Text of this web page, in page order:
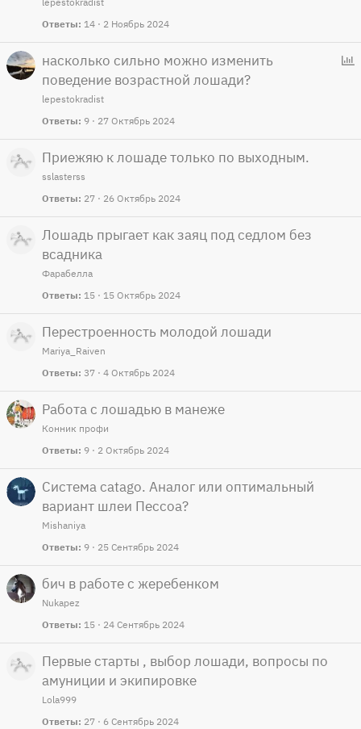
Ответы 14 2 Ноябрь 2024
с
насколько сильно можно изменить
поведение возрастной лошади?
lepestokradist
Ответы 9 27 Октябрь 2024
Приежяю к лошаде только по выходным.
sslasterss
Ответы 27 26 Октябрь 2024
Лошадь прыгает как заяц под седлом без
всадника
Фарабелла
Ответы 15 15 Октябрь 2024
Перестроенность молодой лошади
Mariya_Raiven
Ответы 37 4 Октябрь 2024
Работа с лошадью в манеже
Конник профи
Ответы 9 2 Октябрь 2024
Система catago. Аналог или оптимальный
вариант шлеи Пессоа?
Mishaniya
Ответы 9 25 Сентябрь 2024
бич в работе с жеребенком
Nukapez
Ответы 15 24 Сентябрь 2024
Первые старты , выбор лошади, вопросы по
амуниции и экипировке
Lola999
Ответы 27 6 Сентябрь 2024